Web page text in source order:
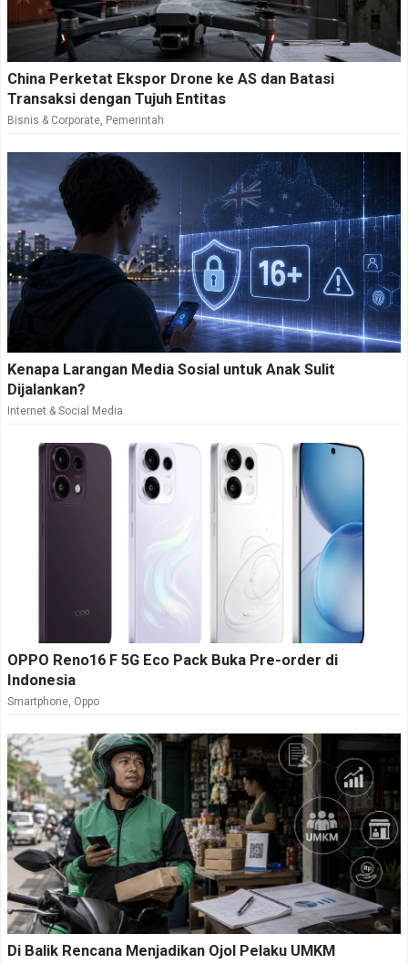
China Perketat Ekspor Drone ke AS dan Batasi
Transaksi dengan Tujuh Entitas
Bisnis & Corporate, Pemerintah
Kenapa Larangan Media Sosial untuk Anak Sulit
Dijalankan?
Internet & Social Media
OPPO Reno16 F 5G Eco Pack Buka Pre-order di
Indonesia
Smartphone, Oppo
Di Balik Rencana Menjadikan Ojol Pelaku UMKM